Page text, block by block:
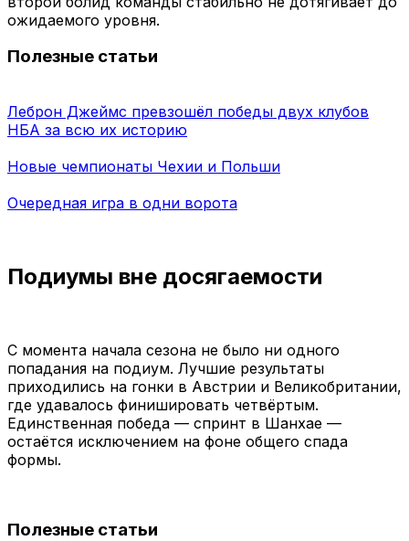
ожидаемого уровня.
Полезные статьи
Леброн Джеймс превзошёл победы двух клубов
НБА за всю их историю
Новые чемпионаты Чехии и Польши
Очередная игра в одни ворота
Подиумы вне досягаемости
С момента начала сезона не было ни одного
попадания на подиум. Лучшие результаты
приходились на гонки в Австрии и Великобритании,
где удавалось финишировать четвёртым.
Единственная победа — спринт в Шанхае —
остаётся исключением на фоне общего спада
формы.
Полезные статьи